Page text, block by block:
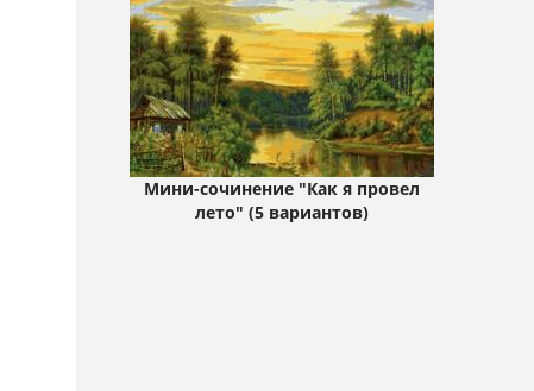
Мини-сочинение "Как я провел
лето" (5 вариантов)